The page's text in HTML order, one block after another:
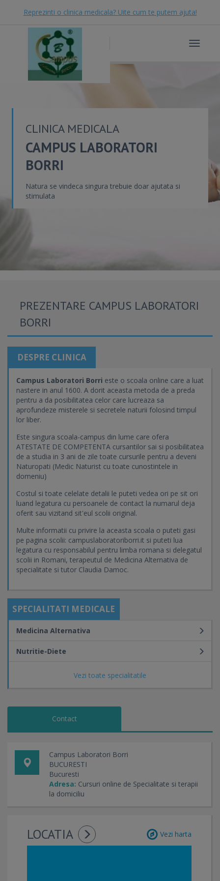
Reprezinti o clinica medicala? Uite cum te putem ajuta!
Toggle
CLINICA MEDICALA
CAMPUS LABORATORI
BORRI
Natura se vindeca singura trebuie doar ajutata si
stimulata
PREZENTARE CAMPUS LABORATORI
BORRI
DESPRE CLINICA
Campus Laboratori Borri este o scoala online care a luat
nastere in anul 1600. A dorit aceasta metoda de a preda
pentru a da posibilitatea celor care lucreaza sa
aprofundeze misterele si secretele naturii folosind timpul
lor liber.
Este singura scoala-campus din lume care ofera
ATESTATE DE COMPETENTA cursantilor sai si posibilitatea
de a studia in 3 ani de zile toate cursurile pentru a deveni
Naturopati (Medic Naturist cu toate cunostintele in
domeniu)
Costul si toate celelate detalii le puteti vedea ori pe sit ori
luand legatura cu persoanele de contact la numarul deja
oferit sau vizitand sit'eul scolii original.
Multe informatii cu privire la aceasta scoala o puteti gasi
pe pagina scolii: campuslaboratoriborri.it si puteti lua
legatura cu responsabilul pentru limba romana si delegatul
scolii in Romani, terapeutul de Medicina Alternativa de
specialitate si tutor Claudia Damoc.
SPECIALITATI MEDICALE
Vezi toate specialitatile
Medicina Alternativa
Nutritie-Diete
Contact
Campus Laboratori Borri
BUCURESTI
Bucuresti
Adresa: Cursuri online de Specialitate si terapii
la domiciliu
LOCATIA Vezi harta